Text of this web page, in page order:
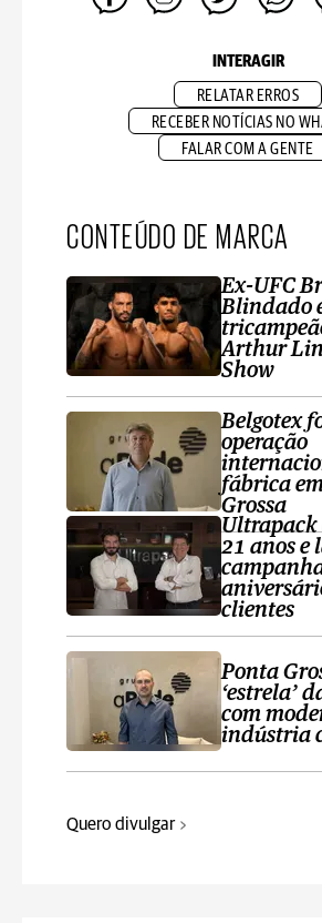
INTERAGIR
RELATAR ERROS
RECEBER NOTÍCIAS NO
FALAR COM A GENTE
CONTEÚDO DE MARCA
Ex-UFC
Blindado
Arthur
Show
Belgotex
operação
fábrica
Grossa
Ultrapack
21 anos e
clientes
Ponta
‘estrela’
com
indústria
Quero divulgar